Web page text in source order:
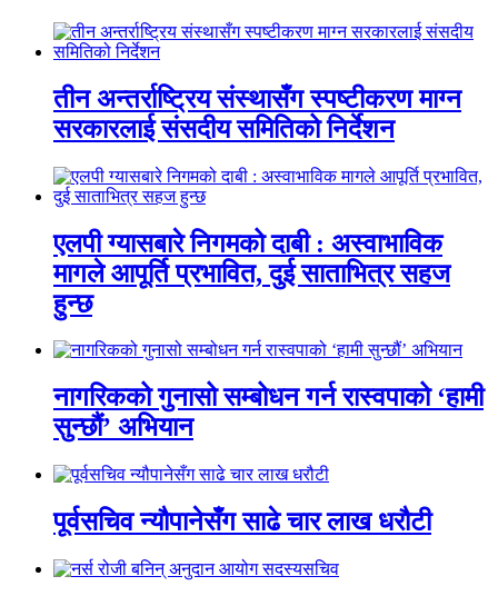
तीन अन्तर्राष्ट्रिय संस्थासँग स्पष्टीकरण माग्न
सरकारलाई संसदीय समितिको निर्देशन
एलपी ग्यासबारे निगमको दाबी : अस्वाभाविक
मागले आपूर्ति प्रभावित, दुई साताभित्र सहज
हुन्छ
नागरिकको गुनासो सम्बोधन गर्न रास्वपाको ‘हामी
सुन्छौं’ अभियान
पूर्वसचिव न्यौपानेसँग साढे चार लाख धरौटी